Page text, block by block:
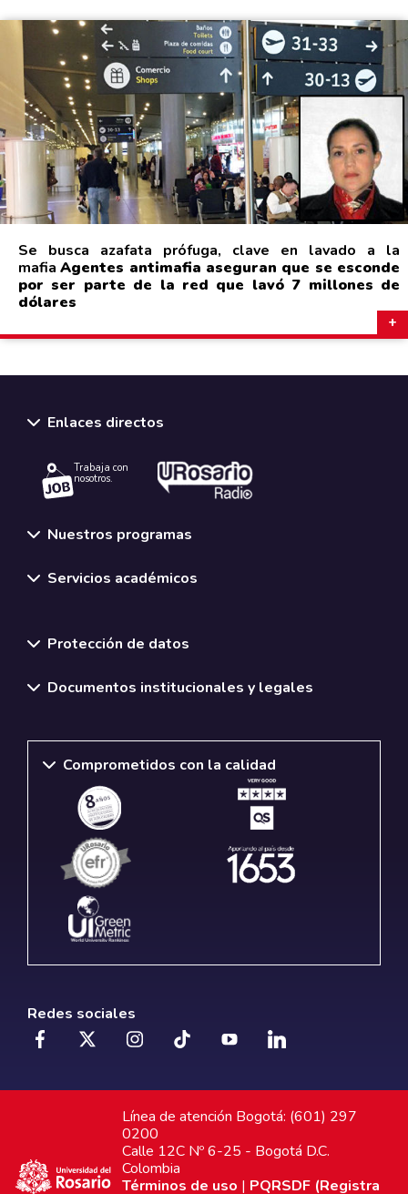
Se busca azafata prófuga, clave en lavado a la
mafiaAgentes antimafia aseguran que se esconde
por ser parte de la red que lavó 7 millones de
dólares
Enlaces directos
Trabaja con
nosotros.
Nuestros programas
Servicios académicos
Protección de datos
Documentos institucionales y legales
Comprometidos con la calidad
Redes sociales
Línea de atención Bogotá: (601) 297
0200
Calle 12C Nº 6-25 - Bogotá D.C.
Colombia
Términos de uso | PQRSDF (Registra